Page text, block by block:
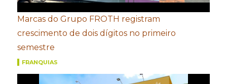
Marcas do Grupo FROTH registram
crescimento de dois dígitos no primeiro
semestre
FRANQUIAS